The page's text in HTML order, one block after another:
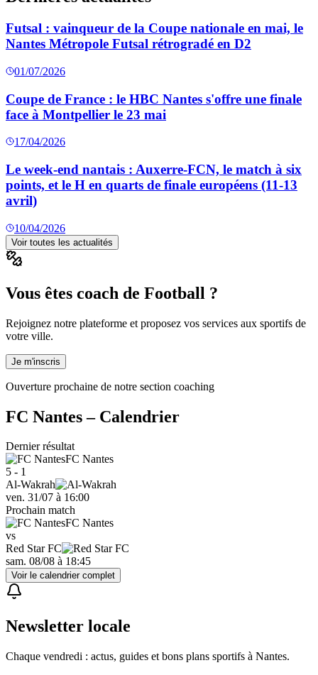
Futsal : vainqueur de la Coupe nationale en mai, le
Nantes Métropole Futsal rétrogradé en D2
01/07/2026
Coupe de France : le HBC Nantes s'offre une finale
face à Montpellier le 23 mai
17/04/2026
Le week-end nantais : Auxerre-FCN, le match à six
points, et le H en quarts de finale européens (11-13
avril)
10/04/2026
Voir toutes les actualités
Vous êtes coach de Football ?
Rejoignez notre plateforme et proposez vos services aux sportifs de
votre ville.
Je m'inscris
Ouverture prochaine de notre section coaching
FC Nantes– Calendrier
Dernier résultat
FC Nantes
5 - 1
Al-Wakrah
ven. 31/07 à 16:00
Prochain match
FC Nantes
vs
Red Star FC
sam. 08/08 à 18:45
Voir le calendrier complet
Newsletter locale
Chaque vendredi : actus, guides et bons plans sportifs à Nantes.